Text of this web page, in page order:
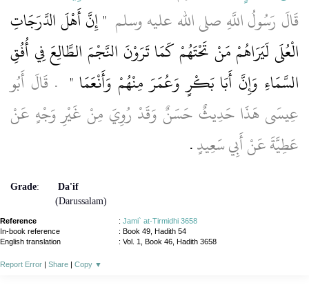
قَالَ رَسُولُ اللَّهِ صلى الله عليه وسلم ‏ "‏ إِنَّ أَهْلَ الدَّرَجَاتِ
الْعُلَى لَيَرَاهُمْ مَنْ تَحْتَهُمْ كَمَا تَرَوْنَ النَّجْمَ الطَّالِعَ فِي أُفُقِ
السَّمَاءِ وَإِنَّ أَبَا بَكْرٍ وَعُمَرَ مِنْهُمْ وَأَنْعَمَا ‏" ‏ ‏.‏ قَالَ أَبُو
عِيسَى هَذَا حَدِيثٌ حَسَنٌ وَقَدْ رُوِيَ مِنْ غَيْرِ وَجْهٍ عَنْ
عَطِيَّةَ عَنْ أَبِي سَعِيدٍ‏.‏
Grade:
Da'if
(Darussalam)
Reference : Jami` at-Tirmidhi 3658
In-book reference
: Book 49, Hadith 54
English translation
: Vol. 1, Book 46, Hadith 3658
Report Error | Share | Copy ▼